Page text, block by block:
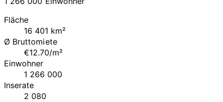
Fläche
16 401 km²
Ø Bruttomiete
€12.70/m²
Einwohner
1 266 000
Inserate
2 080